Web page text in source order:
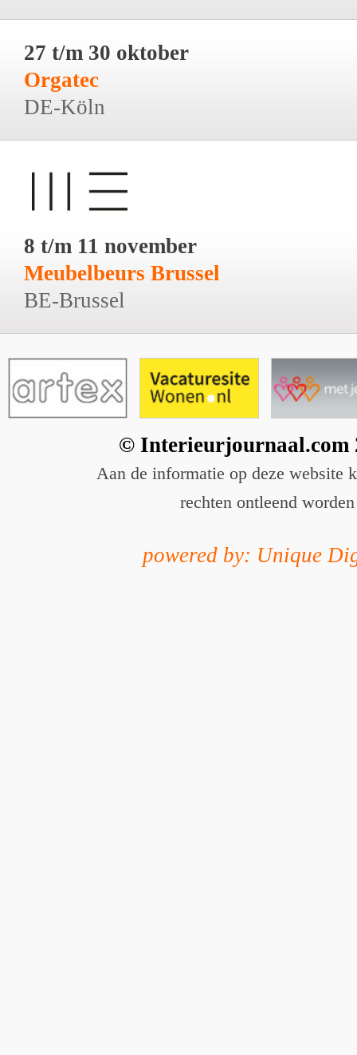
27 t/m 30 oktober
Orgatec
DE-Köln
8 t/m 11 november
Meubelbeurs Brussel
BE-Brussel
© Interieurjournaal.com
Aan de informatie op deze website
rechten ontleend worden
powered by: Unique